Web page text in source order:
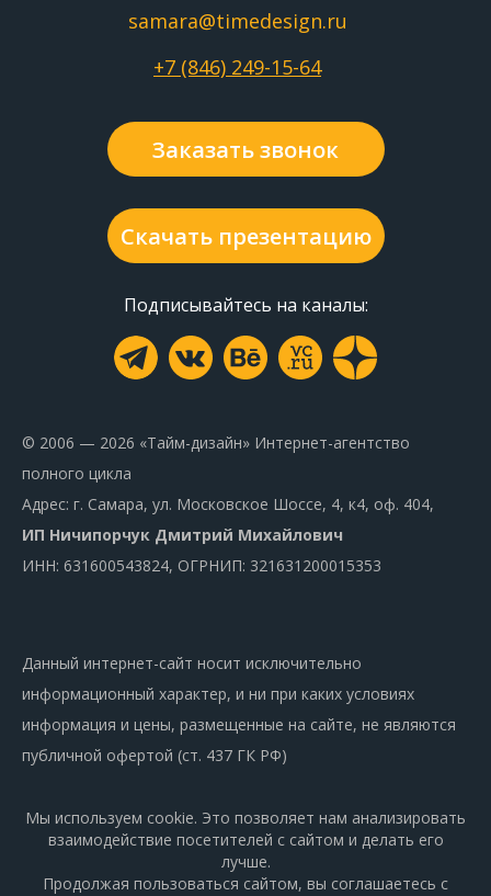
Скачать презентацию
+7 (846) 249-15-64
samara@timedesign.ru
Заказать звонок
Подписывайтесь на каналы:
© 2006 — 2026 «Тайм-дизайн» Интернет-агентство
полного цикла
Адрес: г. Самара, ул. Московское Шоссе, 4, к4, оф. 404,
ИП Ничипорчук Дмитрий Михайлович
ИНН: 631600543824, ОГРНИП: 321631200015353
Данный интернет-сайт носит исключительно
информационный характер, и ни при каких условиях
информация и цены, размещенные на сайте, не являются
публичной офертой (ст. 437 ГК РФ)
Мы используем cookie. Это позволяет нам анализировать
взаимодействие посетителей с сайтом и делать его
лучше.
Продолжая пользоваться сайтом, вы соглашаетесь с